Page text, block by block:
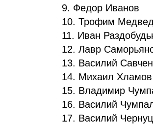
9. Федор Иванов
10. Трофим
11. Иван
12. Лавр
13. Василий
14. Михаил
15. Владимир
16. Василий
17. Василий